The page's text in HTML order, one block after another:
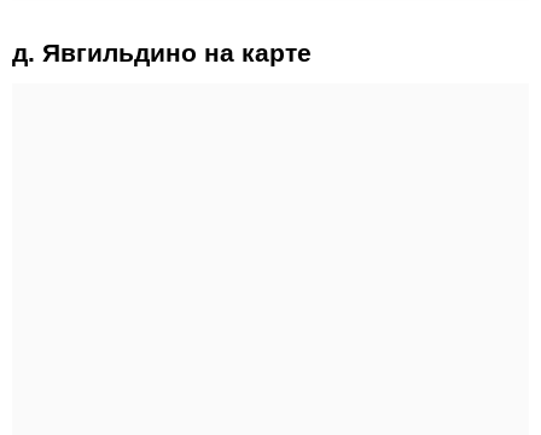
д. Явгильдино на карте